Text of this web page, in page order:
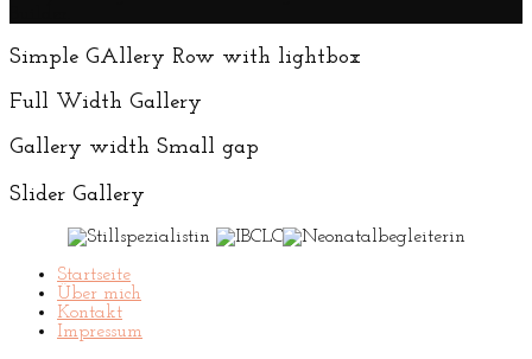
Simple GAllery Row with lightbox
Full Width Gallery
Gallery width Small gap
Slider Gallery
Startseite
Über mich
Kontakt
Impressum